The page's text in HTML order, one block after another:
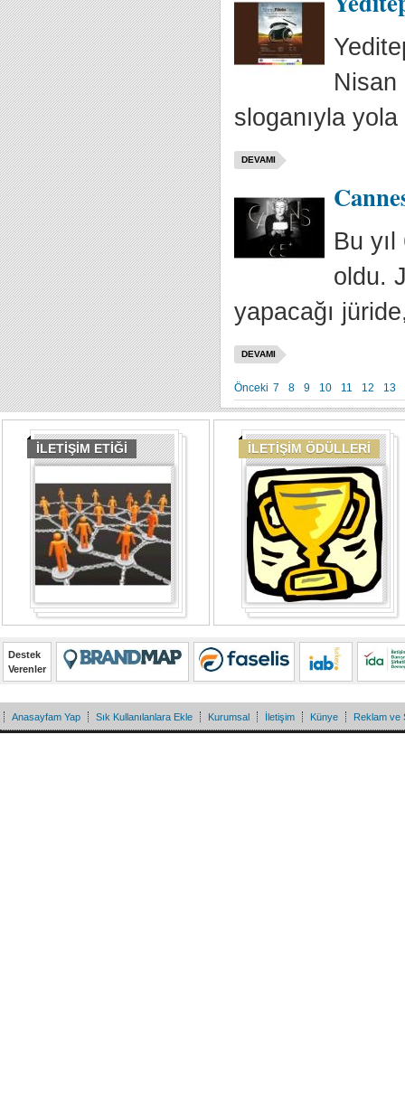
Nisan
sloganıyla
DEVAMI
Bu
oldu.
yapacağı
DEVAMI
Önceki 7 8 9 10 11 12 13
İLETİŞİM ETİĞİ İLETİŞİM ÖDÜLLERİ
Destek
Verenler
Anasayfam Yap Sık Kullanılanlara Ekle Kurumsal İletişim Künye Reklam ve